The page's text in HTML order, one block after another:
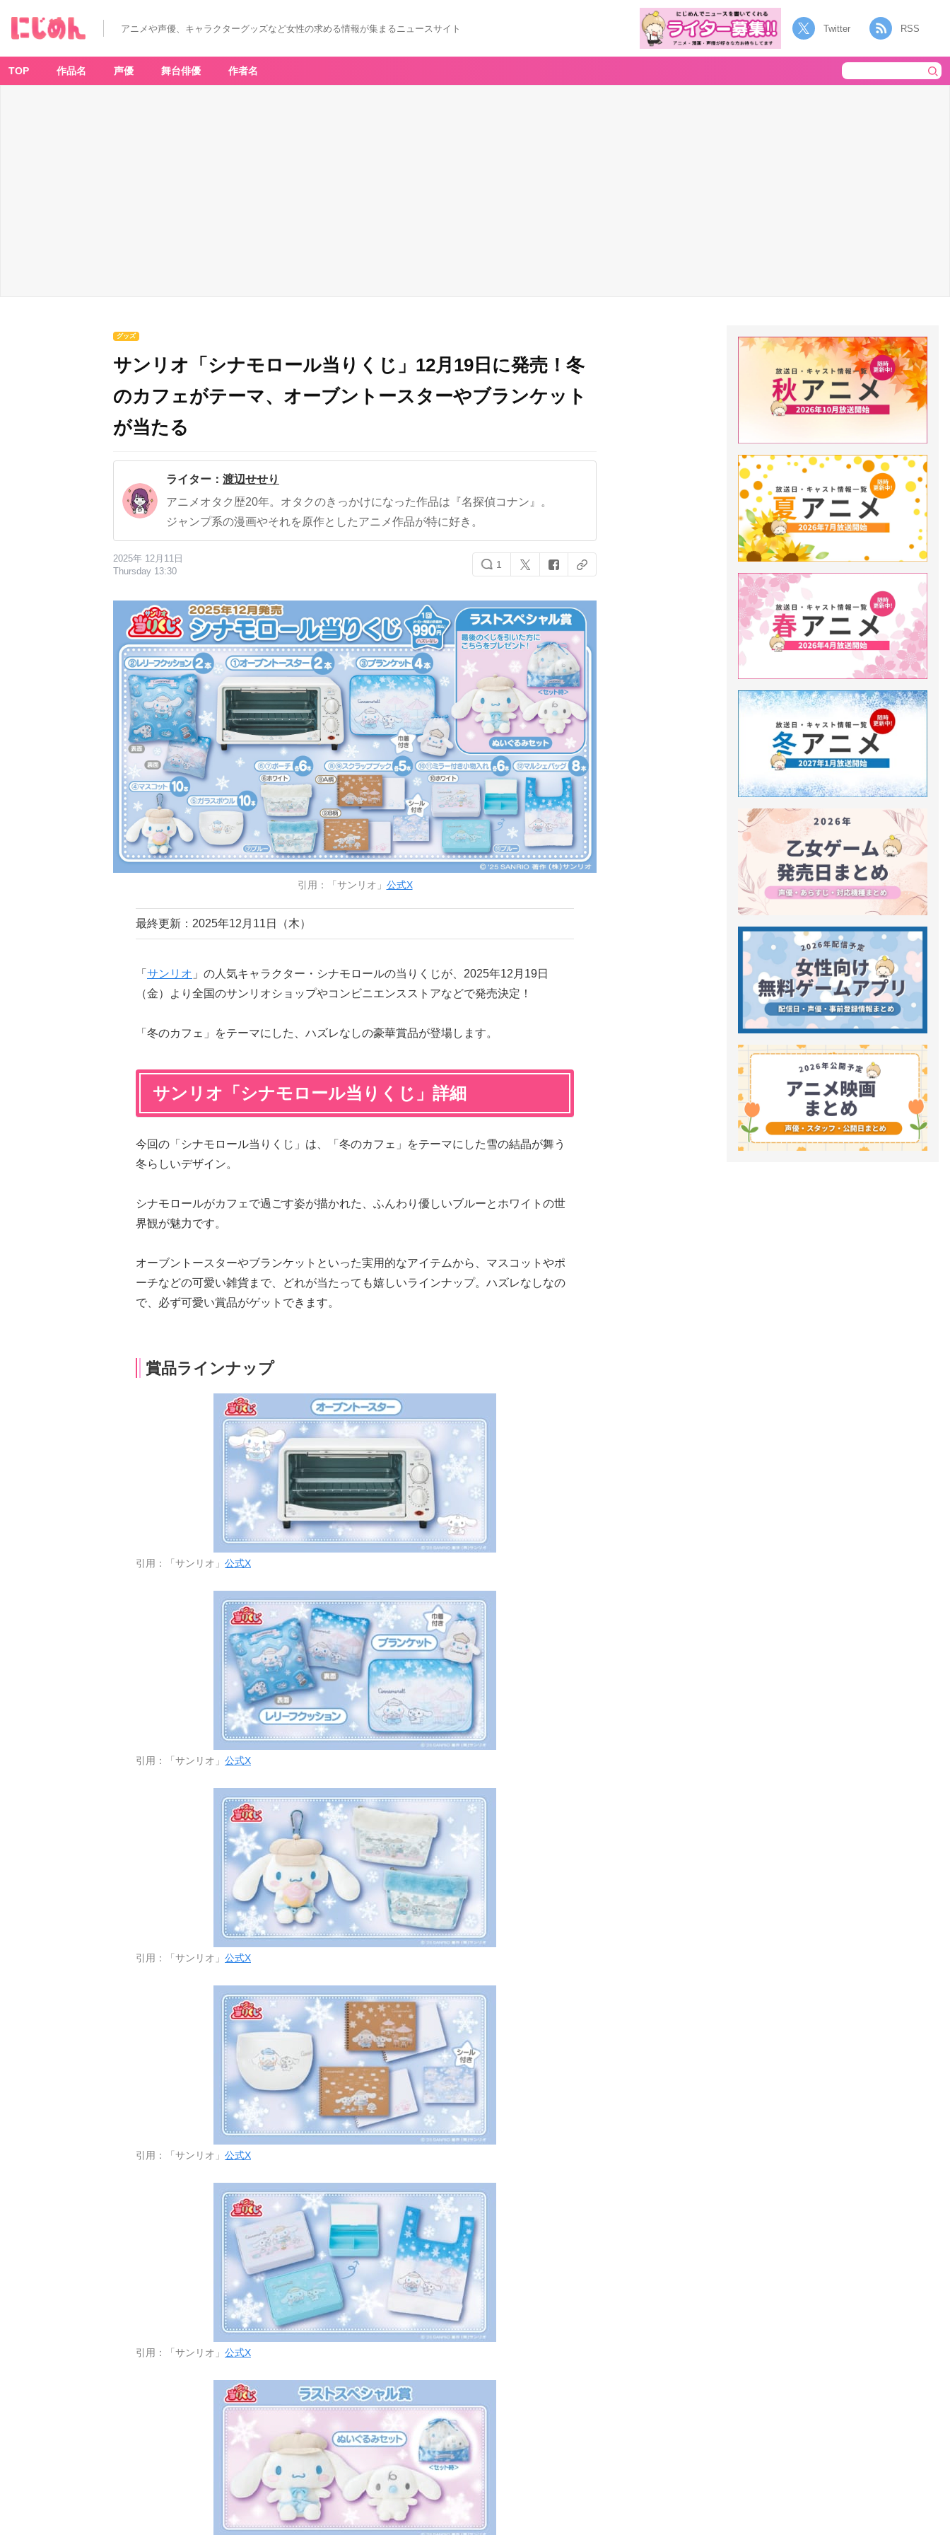
アニメや声優、キャラクターグッズなど女性の求める情報が集まるニュースサイト Twitter RSS
TOP 作品名 声優 舞台俳優 作者名
グッズ
サンリオ「シナモロール当りくじ」12月19日に発売！冬
のカフェがテーマ、オーブントースターやブランケット
が当たる
ライター： 渡辺せせり
アニメオタク歴20年。オタクのきっかけになった作品は『名探偵コナン』。
ジャンプ系の漫画やそれを原作としたアニメ作品が特に好き。
2025年 12月11日
Thursday 13:30
1
引用：「サンリオ」 公式X
最終更新：2025年12月11日（木）
「 サンリオ 」の人気キャラクター・シナモロールの当りくじが、2025年12月19日
（金）より全国のサンリオショップやコンビニエンスストアなどで発売決定！
「冬のカフェ」をテーマにした、ハズレなしの豪華賞品が登場します。
サンリオ「シナモロール当りくじ」詳細
今回の「シナモロール当りくじ」は、「冬のカフェ」をテーマにした雪の結晶が舞う
冬らしいデザイン。
シナモロールがカフェで過ごす姿が描かれた、ふんわり優しいブルーとホワイトの世
界観が魅力です。
オーブントースターやブランケットといった実用的なアイテムから、マスコットやポ
ーチなどの可愛い雑貨まで、どれが当たっても嬉しいラインナップ。ハズレなしなの
で、必ず可愛い賞品がゲットできます。
賞品ラインナップ
引用：「サンリオ」 公式X
引用：「サンリオ」 公式X
引用：「サンリオ」 公式X
引用：「サンリオ」 公式X
引用：「サンリオ」 公式X